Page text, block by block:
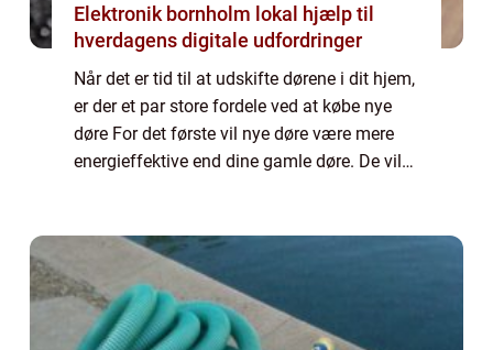
Elektronik bornholm lokal hjælp til
hverdagens digitale udfordringer
Når det er tid til at udskifte dørene i dit hjem,
er der et par store fordele ved at købe nye
døre For det første vil nye døre være mere
energieffektive end dine gamle døre. De vil